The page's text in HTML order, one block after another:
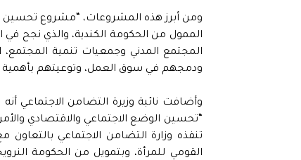
ومن أبرز هذه المشروعات، “مشروع تحسين
المجتمع المدني وجمعيات تنمية المجتمع،
ودمجهم في سوق العمل، وتوعيتهم بأهمية
وأضافت نائبة وزيرة التضامن الاجتماعي
“تحسين الوضع الاجتماعي والاقتصادي
تنفذه وزارة التضامن الاجتماعي